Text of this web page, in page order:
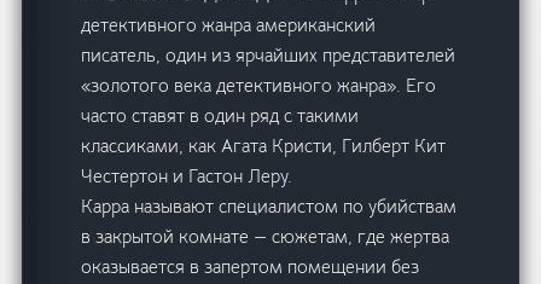
детективного жанра американский
писатель, один из ярчайших представителей
«золотого века детективного жанра». Его
часто ставят в один ряд с такими
классиками, как Агата Кристи, Гилберт Кит
Честертон и Гастон Леру.
Карра называют специалистом по убийствам
в закрытой комнате — сюжетам, где жертва
оказывается в запертом помещении без